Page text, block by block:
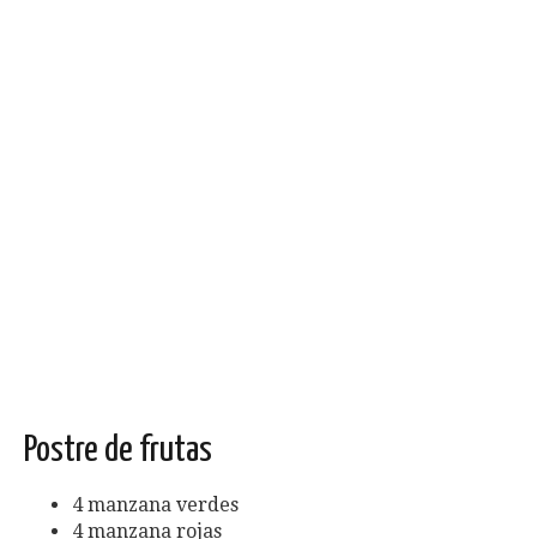
Postre de frutas
4 manzana verdes
4 manzana rojas